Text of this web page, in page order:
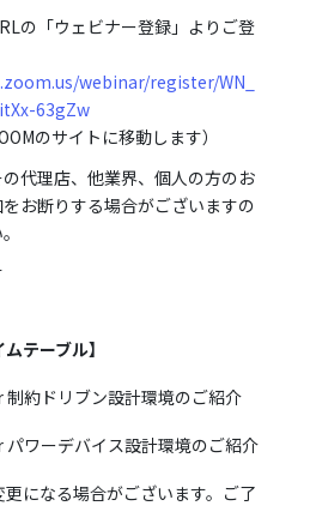
の「ウェビナー登録」よりご登
webinar/register/WN_
63gZw
のサイトに移動します）
代理店、他業界、個人の方のお
お断りする場合がございますの
テーブル】
約ドリブン設計環境のご紹介
ワーデバイス設計環境のご紹介
になる場合がございます。ご了